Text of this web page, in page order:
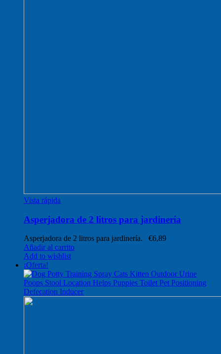
Vista rápida
Asperjadora de 2 litros para jardinería
Asperjadora de 2 litros para jardinería. €6,89
Añadir al carrito
Add to wishlist
¡Oferta!